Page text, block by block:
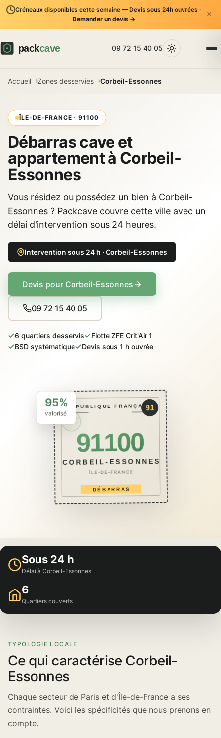
Créneaux disponibles cette semaine — Devis sous 24h ouvrées ·
Demander un devis →
×
09 72 15 40 05
Accueil Zones desservies Corbeil-Essonnes
ÎLE-DE-FRANCE · 91100
Débarras cave et
appartement à Corbeil-
Essonnes
Vous résidez ou possédez un bien à Corbeil-
Essonnes ? Packcave couvre cette ville avec un
délai d'intervention sous 24 heures.
Intervention sous 24 h · Corbeil-Essonnes
Devis pour Corbeil-Essonnes
09 72 15 40 05
6 quartiers desservis
Flotte ZFE Crit'Air 1
BSD systématique
Devis sous 1 h ouvrée
RÉPUBLIQUE FRANÇAISE
91100
CORBEIL-ESSONNES
ÎLE-DE-FRANCE
DÉBARRAS
PACKCAVE
ÉCO · BSD
91
95%
valorisé
Sous 24 h
Délai à Corbeil-Essonnes
6
Quartiers couverts
TYPOLOGIE LOCALE
Ce qui caractérise Corbeil-
Essonnes
Chaque secteur de Paris et d'Île-de-France a ses
contraintes. Voici les spécificités que nous prenons en
compte.